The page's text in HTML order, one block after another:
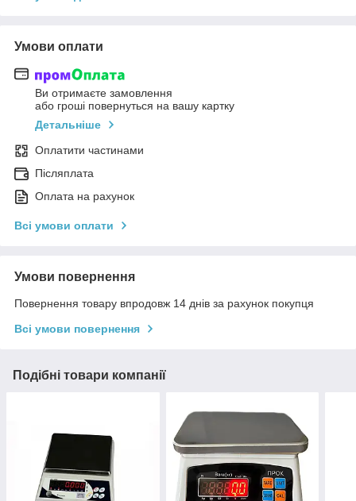
Умови оплати
Ви отримаєте замовлення
або гроші повернуться на вашу картку
Детальніше
Оплатити частинами
Післяплата
Оплата на рахунок
Всі умови оплати
Умови повернення
Повернення товару впродовж 14 днів за рахунок покупця
Всі умови повернення
Подібні товари компанії